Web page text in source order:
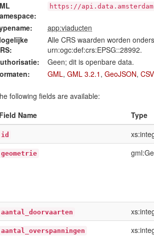
https://
app:viaducten
Alle CRS waarden worden
urn:ogc:def:crs:EPSG::28992.
Geen; dit is openbare data.
GML, GML 3.2.1 , GeoJSON, CSV
following fields are available:
Field Name
Type
id
geometrie
aantal_doorvaarten
aantal_overspanningen